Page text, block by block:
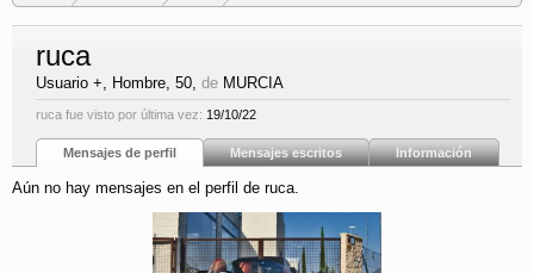
ruca
Usuario +, Hombre, 50, de MURCIA
ruca fue visto por última vez: 19/10/22
Mensajes de perfil Mensajes escritos Información
Aún no hay mensajes en el perfil de ruca.